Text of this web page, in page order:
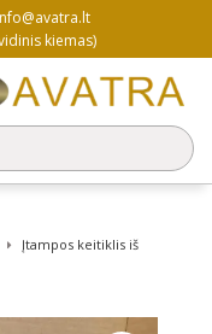
kiemas)
Įtampos keitiklis iš